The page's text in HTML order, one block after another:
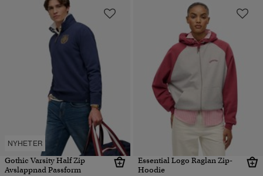
NYHETER
Gothic Varsity Half Zip
Avslappnad Passform
Essential Logo Raglan Zip-
Hoodie